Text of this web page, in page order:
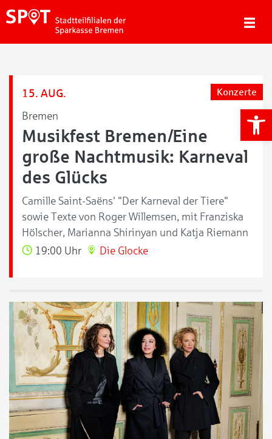
15. AUG.
Bremen
Konzerte
Musikfest Bremen/Eine
große Nachtmusik: Karneval
des Glücks
Camille Saint-Saëns' "Der Karneval der Tiere"
sowie Texte von Roger Willemsen, mit Franziska
Hölscher, Marianna Shirinyan und Katja Riemann
19:00 Uhr
Die Glocke